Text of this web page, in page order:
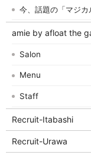
今、話題の「マジ
amie by afloat the
Salon
Menu
Staff
Recruit-Itabashi
Recruit-Urawa